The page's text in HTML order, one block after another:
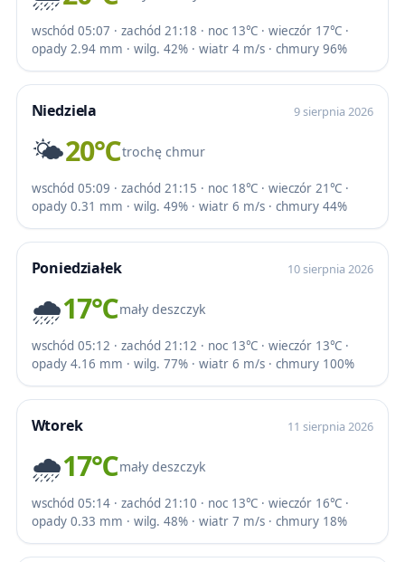
wschód 05:07 · zachód 21:18 · noc 13℃ · wieczór 17℃ ·
opady 2.94 mm · wilg. 42% · wiatr 4 m/s · chmury 96%
Niedziela 9 sierpnia 2026
🌤️20℃trochę chmur
wschód 05:09 · zachód 21:15 · noc 18℃ · wieczór 21℃ ·
opady 0.31 mm · wilg. 49% · wiatr 6 m/s · chmury 44%
Poniedziałek 10 sierpnia 2026
🌧️17℃mały deszczyk
wschód 05:12 · zachód 21:12 · noc 13℃ · wieczór 13℃ ·
opady 4.16 mm · wilg. 77% · wiatr 6 m/s · chmury 100%
Wtorek 11 sierpnia 2026
🌧️17℃mały deszczyk
wschód 05:14 · zachód 21:10 · noc 13℃ · wieczór 16℃ ·
opady 0.33 mm · wilg. 48% · wiatr 7 m/s · chmury 18%